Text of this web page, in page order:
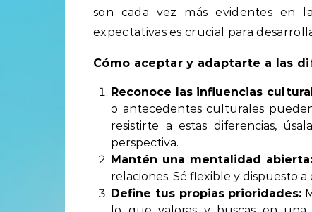
son cada vez más evidentes en
expectativas es crucial para
Cómo aceptar y adaptarte a las
Reconoce las influencias
o antecedentes culturales
resistirte a estas diferencias,
perspectiva.
Mantén una mentalidad abierta:
relaciones. Sé flexible y dispuesto
Define tus propias prioridades: